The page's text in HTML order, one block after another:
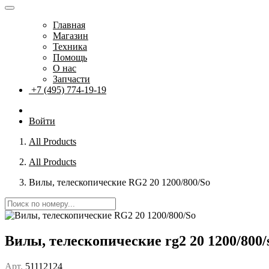
Главная
Магазин
Техника
Помощь
О нас
Запчасти
+7 (495) 774-19-19
Войти
All Products
All Products
Вилы, телескопические RG2 20 1200/800/So
Вилы, телескопические rg2 20 1200/800/
Арт. 51112124